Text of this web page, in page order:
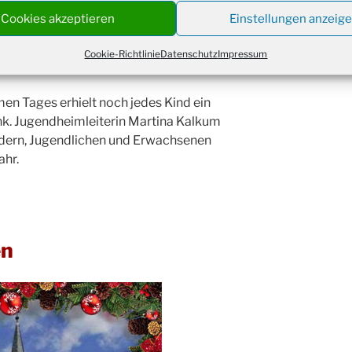
Cookies akzeptieren Einstellungen
Cookie-RichtlinieDatenschutzImpressum
Briefe für unter den
Weihnachtsfilm durfte natürlich
Tages erhielt noch jedes Kind ein
Jugendheimleiterin Martina Kalkum
Jugendlichen und Erwachsenen
24.12.
18:00